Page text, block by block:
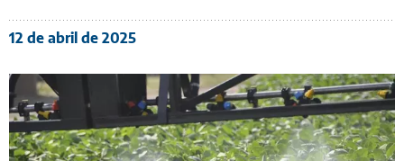
12 de abril de 2025